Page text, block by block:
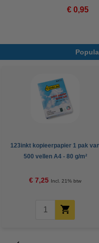
€ 0,95
123inkt kopieerpapier 1 pak
500 vellen A4 - 80 g/m²
€ 7,25 Incl. 21% btw